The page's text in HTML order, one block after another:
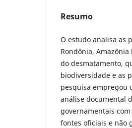
Resumo
O estudo analisa as
Rondônia,
do desmatamento,
biodiversidade e as
pesquisa empregou
análise documental
governamentais
fontes oficiais e não